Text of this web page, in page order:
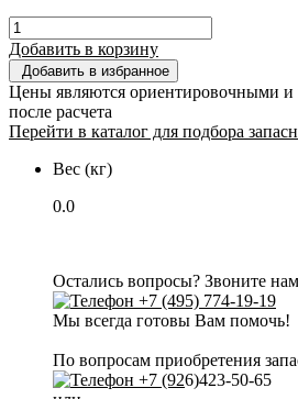
Добавить в корзину
Добавить в избранное
Цены являются ориентировочными и
после расчета
Перейти в каталог для подбора
Вес (кг)
0.0
Остались вопросы? Звоните
+7 (495) 774-19-19
Мы всегда готовы Вам помочь!
По вопросам приобретения
+7 (926)423-50-65